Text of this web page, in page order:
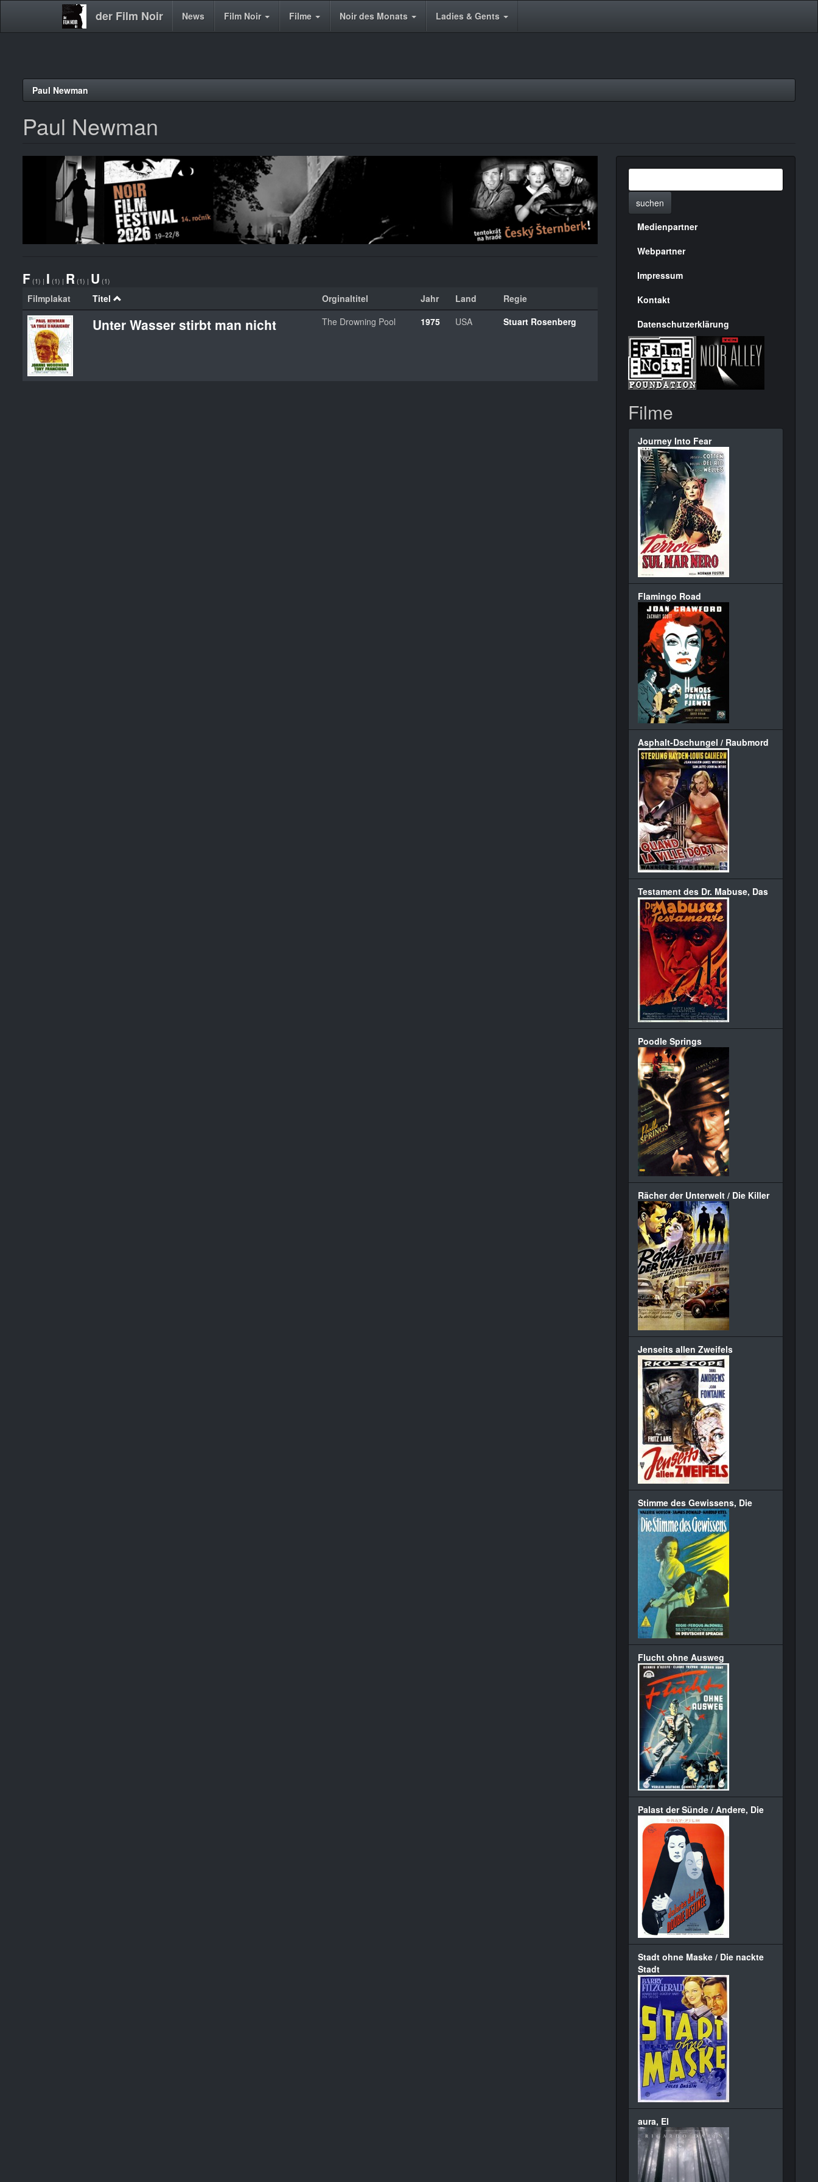
der Film Noir
Main News Film Noir Filme Noir des Monats Ladies & Gents
Paul Newman
Paul Newman
F (1) | I (1) | R (1) | U (1)
Filmplakat Titel Orginaltitel Jahr Land Regie
Unter Wasser stirbt man nicht The Drowning Pool 1975 USA Stuart Rosenberg
suchen
Menülinks
rechte
Seite
Medienpartner
Webpartner
Impressum
Kontakt
Datenschutzerklärung
Filme
Journey Into Fear
Flamingo Road
Asphalt-Dschungel / Raubmord
Testament des Dr. Mabuse, Das
Poodle Springs
Rächer der Unterwelt / Die Killer
Jenseits allen Zweifels
Stimme des Gewissens, Die
Flucht ohne Ausweg
Palast der Sünde / Andere, Die
Stadt ohne Maske / Die nackte
Stadt
aura, El